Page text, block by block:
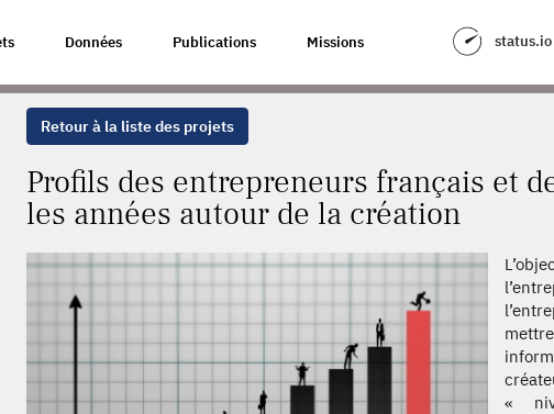
Données Publications Missions status.io
FRANÇAIS ET DE LEURS ENTREPRISES DANS LES ANNÉES AUTOUR DE LA
Retour à la liste des projets
Profils des entrepreneurs français et
les années autour de la création
«